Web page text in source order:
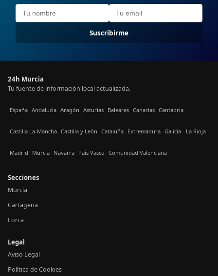
Suscribirme
24h Murcia
Tu fuente de información local actualizada.
España Andalucía Aragón Asturias Baleares Canarias Cantabria
Castilla La-Mancha Castilla y León Cataluña Extremadura Galicia La Rioja
Madrid Murcia Navarra País Vasco Comunidad Valenciana
Secciones
Murcia
Cartagena
Lorca
Legal
Aviso Legal
Política de Cookies